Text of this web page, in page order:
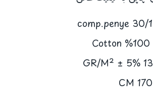
30/1 comp.penye